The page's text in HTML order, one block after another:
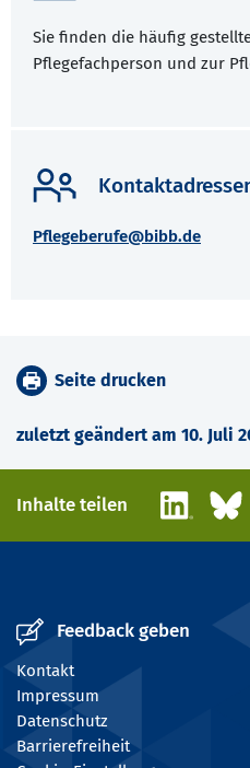
Sie finden die häufig
Pflegefachperson und zur
Pflegeberufe@bibb.de
zuletzt geändert am 10. Juli
Seite drucken
Inhalte teilen LinkedIn
Feedback geben
Kontakt
Impressum
Datenschutz
Barrierefreiheit